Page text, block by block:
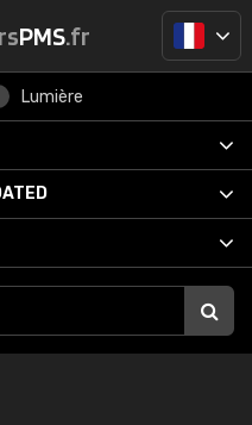
PMS.fr
Lumière